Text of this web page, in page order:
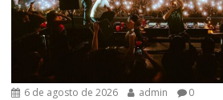
6 de agosto de 2026 admin 0